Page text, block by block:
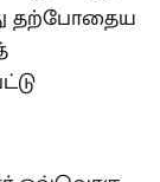
தற்போதைய